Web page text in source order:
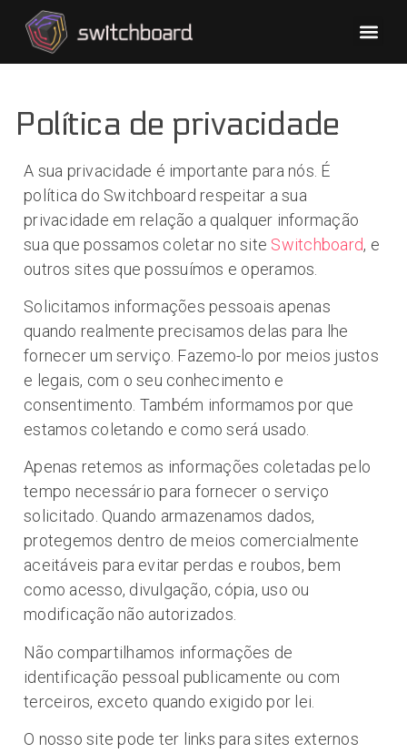
Política de privacidade
A sua privacidade é importante para nós. É
política do Switchboard respeitar a sua
privacidade em relação a qualquer informação
sua que possamos coletar no site Switchboard, e
outros sites que possuímos e operamos.
Solicitamos informações pessoais apenas
quando realmente precisamos delas para lhe
fornecer um serviço. Fazemo-lo por meios justos
e legais, com o seu conhecimento e
consentimento. Também informamos por que
estamos coletando e como será usado.
Apenas retemos as informações coletadas pelo
tempo necessário para fornecer o serviço
solicitado. Quando armazenamos dados,
protegemos dentro de meios comercialmente
aceitáveis ​​para evitar perdas e roubos, bem
como acesso, divulgação, cópia, uso ou
modificação não autorizados.
Não compartilhamos informações de
identificação pessoal publicamente ou com
terceiros, exceto quando exigido por lei.
O nosso site pode ter links para sites externos